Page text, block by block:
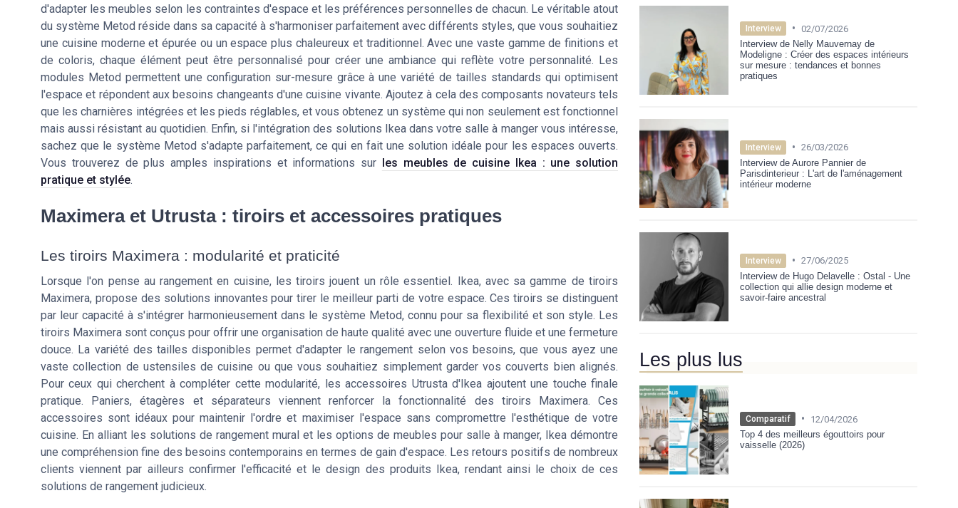
d'adapter les meubles selon les contraintes d'espace et les préférences personnelles de chacun. Le véritable atout
du système Metod réside dans sa capacité à s'harmoniser parfaitement avec différents styles, que vous souhaitiez
une cuisine moderne et épurée ou un espace plus chaleureux et traditionnel. Avec une vaste gamme de finitions et
de coloris, chaque élément peut être personnalisé pour créer une ambiance qui reflète votre personnalité. Les
modules Metod permettent une configuration sur-mesure grâce à une variété de tailles standards qui optimisent
l'espace et répondent aux besoins changeants d'une cuisine vivante. Ajoutez à cela des composants novateurs tels
que les charnières intégrées et les pieds réglables, et vous obtenez un système qui non seulement est fonctionnel
mais aussi résistant au quotidien. Enfin, si l'intégration des solutions Ikea dans votre salle à manger vous intéresse,
sachez que le système Metod s'adapte parfaitement, ce qui en fait une solution idéale pour les espaces ouverts.
Vous trouverez de plus amples inspirations et informations sur
les meubles de cuisine Ikea : une solution
pratique et stylée.
Maximera et Utrusta : tiroirs et accessoires pratiques
Les tiroirs Maximera : modularité et praticité
Lorsque l'on pense au rangement en cuisine, les tiroirs jouent un rôle essentiel. Ikea, avec sa gamme de tiroirs
Maximera, propose des solutions innovantes pour tirer le meilleur parti de votre espace. Ces tiroirs se distinguent
par leur capacité à s'intégrer harmonieusement dans le système Metod, connu pour sa flexibilité et son style. Les
tiroirs Maximera sont conçus pour offrir une organisation de haute qualité avec une ouverture fluide et une fermeture
douce. La variété des tailles disponibles permet d'adapter le rangement selon vos besoins, que vous ayez une
vaste collection de ustensiles de cuisine ou que vous souhaitiez simplement garder vos couverts bien alignés.
Pour ceux qui cherchent à compléter cette modularité, les accessoires Utrusta d'Ikea ajoutent une touche finale
pratique. Paniers, étagères et séparateurs viennent renforcer la fonctionnalité des tiroirs Maximera. Ces
accessoires sont idéaux pour maintenir l'ordre et maximiser l'espace sans compromettre l'esthétique de votre
cuisine. En alliant les solutions de rangement mural et les options de meubles pour salle à manger, Ikea démontre
une compréhension fine des besoins contemporains en termes de gain d'espace. Les retours positifs de nombreux
clients viennent par ailleurs confirmer l'efficacité et le design des produits Ikea, rendant ainsi le choix de ces
solutions de rangement judicieux.
Interview • 02/07/2026
Interview de Nelly Mauvernay de
Modeligne : Créer des espaces intérieurs
sur mesure : tendances et bonnes
pratiques
Interview • 26/03/2026
Interview de Aurore Pannier de
Parisdinterieur : L'art de l'aménagement
intérieur moderne
Interview • 27/06/2025
Interview de Hugo Delavelle : Ostal - Une
collection qui allie design moderne et
savoir-faire ancestral
Les plus lus
Comparatif •
12/04/2026
Top 4 des meilleurs égouttoirs pour
vaisselle (2026)